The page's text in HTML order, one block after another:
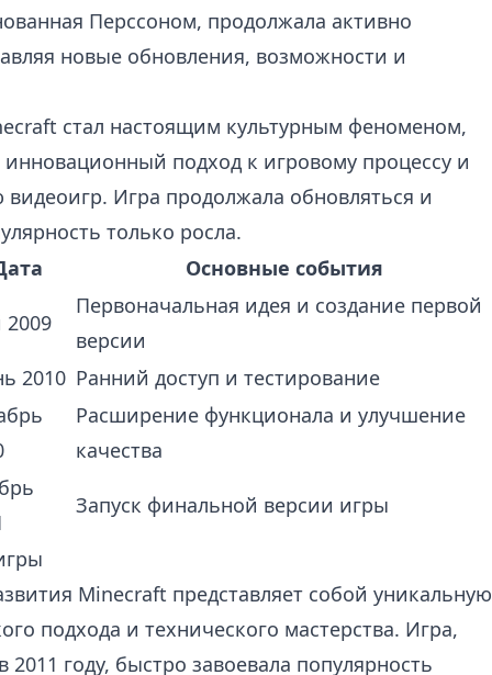
Перссоном, продолжала активно
новые обновления, возможности и
стал настоящим культурным феноменом,
подход к игровому процессу и
Игра продолжала обновляться и
только росла.
Основные события
Первоначальная идея и создание первой
версии
2010 Ранний доступ и тестирование
Расширение функционала и улучшение
качества
Запуск финальной версии игры
Minecraft представляет собой уникальную
подхода и технического мастерства. Игра,
году, быстро завоевала популярность